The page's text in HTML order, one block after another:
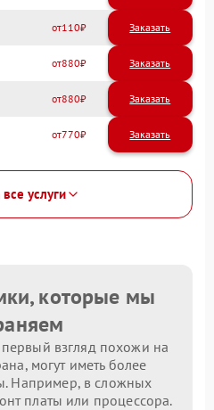
110
880
880
770
услуги
которые мы
взгляд похожи на
могут иметь более
Например, в сложных
платы или процессора.